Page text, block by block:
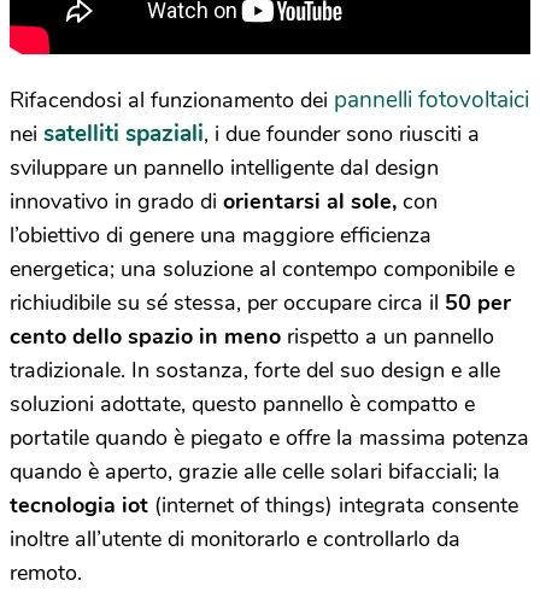
Rifacendosi al funzionamento dei pannelli fotovoltaici
nei satelliti spaziali, i due founder sono riusciti a
sviluppare un pannello intelligente dal design
innovativo in grado di orientarsi al sole, con
l’obiettivo di genere una maggiore efficienza
energetica; una soluzione al contempo componibile e
richiudibile su sé stessa, per occupare circa il 50 per
cento dello spazio in meno rispetto a un pannello
tradizionale. In sostanza, forte del suo design e alle
soluzioni adottate, questo pannello è compatto e
portatile quando è piegato e offre la massima potenza
quando è aperto, grazie alle celle solari bifacciali; la
tecnologia iot (internet of things) integrata consente
inoltre all’utente di monitorarlo e controllarlo da
remoto.